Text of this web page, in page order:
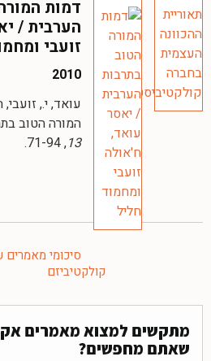
דמות
הערבית /
זועבי
2010
המורה הטוב
13
, 71-94.
סיכומי מאמרים
קולקטיביזם
מתקשים למצוא מאמרים
שאתם מחפשים?